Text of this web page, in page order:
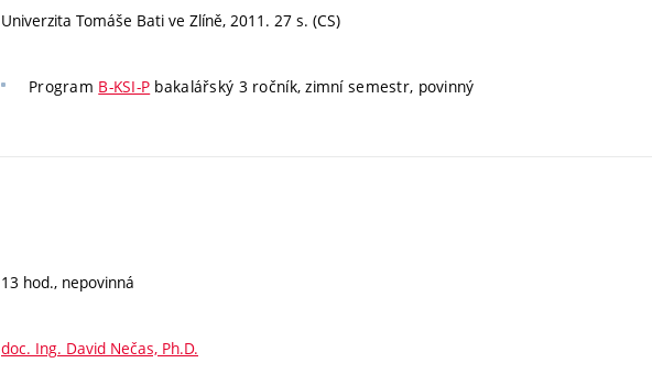
Univerzita Tomáše Bati ve Zlíně, 2011. 27 s. (CS)
Program B-KSI-P bakalářský 3 ročník, zimní semestr, povinný
13 hod., nepovinná
doc. Ing. David Nečas, Ph.D.